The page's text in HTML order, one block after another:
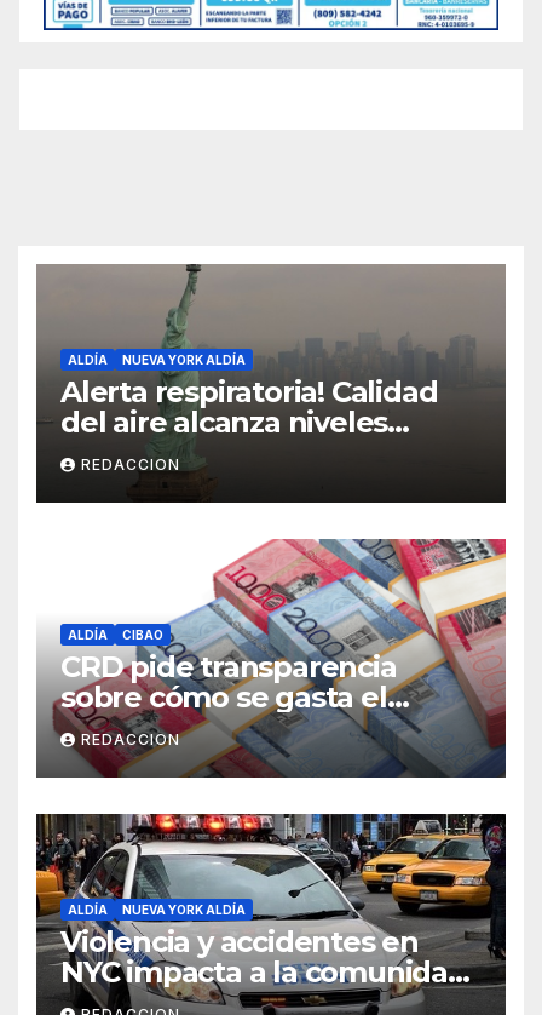
ALDÍA NUEVA YORK ALDÍA
Alerta respiratoria! Calidad
del aire alcanza niveles
peligrosos en NYC
REDACCION
ALDÍA CIBAO
CRD pide transparencia
sobre cómo se gasta el
dinero del Seguro Familiar de
Salud
REDACCION
ALDÍA NUEVA YORK ALDÍA
Violencia y accidentes en
NYC impacta a la comunidad
dominicana